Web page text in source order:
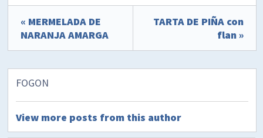
« MERMELADA DE
NARANJA AMARGA
TARTA DE PIÑA con
flan »
FOGON
View more posts from this author